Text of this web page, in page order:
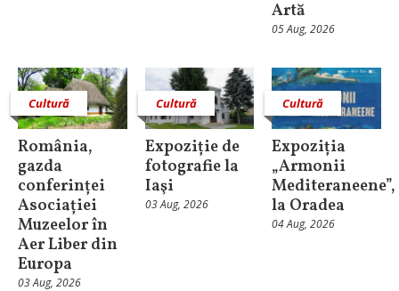
Artă
05 Aug, 2026
Cultură
România,
gazda
conferinței
Asociației
Muzeelor în
Aer Liber din
Europa
03 Aug, 2026
Cultură
Expoziție de
fotografie la
Iaşi
03 Aug, 2026
Cultură
Expoziția
„Armonii
Mediteraneene”,
la Oradea
04 Aug, 2026